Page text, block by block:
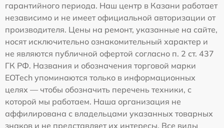
гарантийного периода. Наш центр в Казани работает
независимо и не имеет официальной авторизации от
производителя. Цены на ремонт, указанные на сайте,
носят исключительно ознакомительный характер и
не являются публичной офертой согласно п. 2 ст. 437
ГК РФ. Названия и обозначения торговой марки
EOTech упоминаются только в информационных
целях — чтобы обозначить перечень техники, с
которой мы работаем. Наша организация не
аффилирована с владельцами указанных товарных
знаков и не представляет их интересы. Все виды